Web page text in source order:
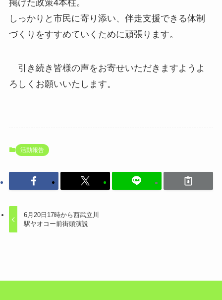
掲げた政策4本柱。
しっかりと市民に寄り添い、伴走支援できる体制
づくりをすすめていくために頑張ります。
引き続き皆様の声をお寄せいただきますようよ
ろしくお願いいたします。
活動報告
6月20日17時から西武立川
駅ヤオコー前街頭演説